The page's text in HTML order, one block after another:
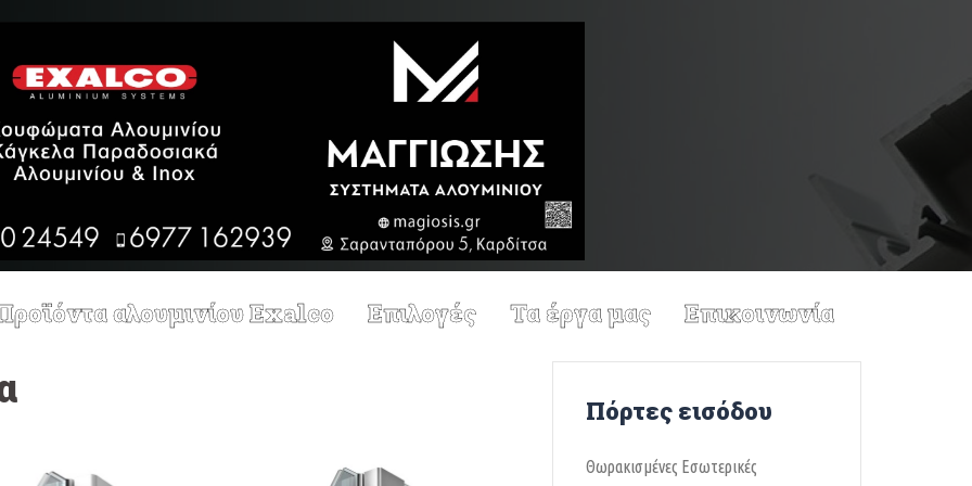
αλουμινίου Exalco Επιλογές Τα έργα μας Επικοινωνία
Πόρτες εισόδου
Θωρακισμένες Εσωτερικές